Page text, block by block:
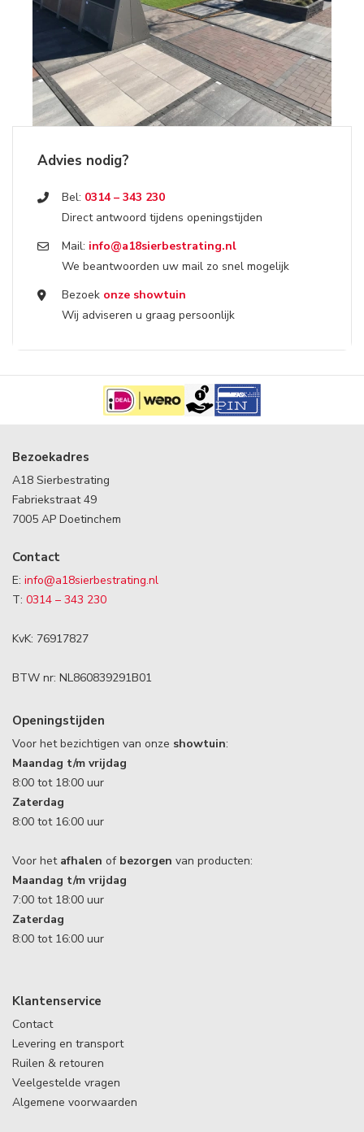
Advies nodig?
Bel: 0314 – 343 230
Direct antwoord tijdens openingstijden
Mail: info@a18sierbestrating.nl
We beantwoorden uw mail zo snel mogelijk
Bezoek onze showtuin
Wij adviseren u graag persoonlijk
Bezoekadres
A18 Sierbestrating
Fabriekstraat 49
7005 AP Doetinchem
Contact
E: info@a18sierbestrating.nl
T: 0314 – 343 230
KvK: 76917827
BTW nr: NL860839291B01
Openingstijden
Voor het bezichtigen van onze showtuin:
Maandag t/m vrijdag
8:00 tot 18:00 uur
Zaterdag
8:00 tot 16:00 uur
Voor het afhalen of bezorgen van producten:
Maandag t/m vrijdag
7:00 tot 18:00 uur
Zaterdag
8:00 tot 16:00 uur
Klantenservice
Contact
Levering en transport
Ruilen & retouren
Veelgestelde vragen
Algemene voorwaarden